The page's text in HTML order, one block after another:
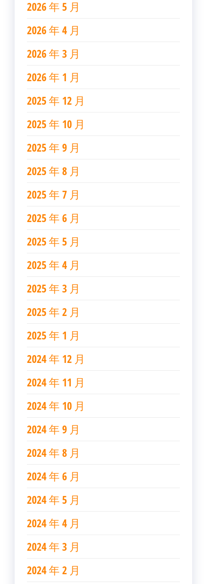
2026 年 5 月
2026 年 4 月
2026 年 3 月
2026 年 1 月
2025 年 12 月
2025 年 10 月
2025 年 9 月
2025 年 8 月
2025 年 7 月
2025 年 6 月
2025 年 5 月
2025 年 4 月
2025 年 3 月
2025 年 2 月
2025 年 1 月
2024 年 12 月
2024 年 11 月
2024 年 10 月
2024 年 9 月
2024 年 8 月
2024 年 6 月
2024 年 5 月
2024 年 4 月
2024 年 3 月
2024 年 2 月